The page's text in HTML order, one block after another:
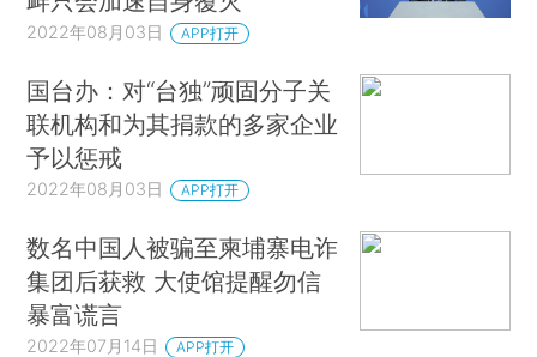
2022年08月03日 APP打开
国台办：对“台独”顽固分子关
联机构和为其捐款的多家企业
予以惩戒
2022年08月03日 APP打开
数名中国人被骗至柬埔寨电诈
集团后获救 大使馆提醒勿信
暴富谎言
2022年07月14日 APP打开